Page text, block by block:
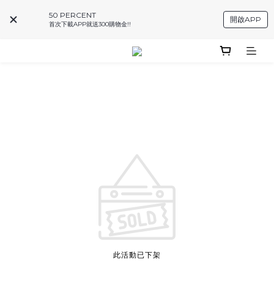
50 PERCENT
首次下載APP就送300購物金!!
開啟APP
此活動已下架